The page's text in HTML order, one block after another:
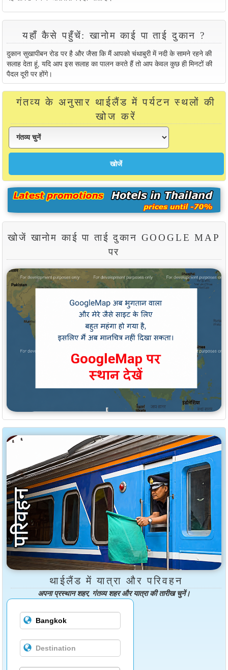
यहाँ कैसे पहुँचें: खानोम काई पा ताई दुकान ?
दुकान सुखापीबन रोड पर है और जैसा कि मैं आपको चंथाबुरी में नदी के सामने रहने की
सलाह देता हूं, यदि आप इस सलाह का पालन करते हैं तो आप केवल कुछ ही मिनटों की
पैदल दूरी पर होंगे।
गंतव्य के अनुसार थाईलैंड में पर्यटन स्थलों की
खोज करें
खोजें खानोम काई पा ताई दुकान GOOGLE MAP
पर
थाईलैंड में यात्रा और परिवहन
अपना प्रस्थान शहर, गंतव्य शहर और यात्रा की तारीख चुनें।